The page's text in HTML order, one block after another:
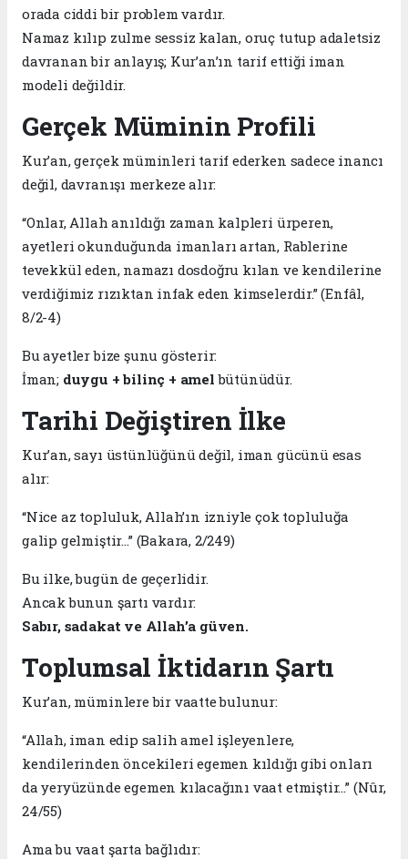
orada ciddi bir problem vardır.
Namaz kılıp zulme sessiz kalan, oruç tutup adaletsiz
davranan bir anlayış; Kur’an’ın tarif ettiği iman
modeli değildir.
Gerçek Müminin Profili
Kur’an, gerçek müminleri tarif ederken sadece inancı
değil, davranışı merkeze alır:
“Onlar, Allah anıldığı zaman kalpleri ürperen,
ayetleri okunduğunda imanları artan, Rablerine
tevekkül eden, namazı dosdoğru kılan ve kendilerine
verdiğimiz rızıktan infak eden kimselerdir.” (Enfâl,
8/2-4)
Bu ayetler bize şunu gösterir:
İman; duygu + bilinç + amel bütünüdür.
Tarihi Değiştiren İlke
Kur’an, sayı üstünlüğünü değil, iman gücünü esas
alır:
“Nice az topluluk, Allah’ın izniyle çok topluluğa
galip gelmiştir…” (Bakara, 2/249)
Bu ilke, bugün de geçerlidir.
Ancak bunun şartı vardır:
Sabır, sadakat ve Allah’a güven.
Toplumsal İktidarın Şartı
Kur’an, müminlere bir vaatte bulunur:
“Allah, iman edip salih amel işleyenlere,
kendilerinden öncekileri egemen kıldığı gibi onları
da yeryüzünde egemen kılacağını vaat etmiştir…” (Nûr,
24/55)
Ama bu vaat şarta bağlıdır: